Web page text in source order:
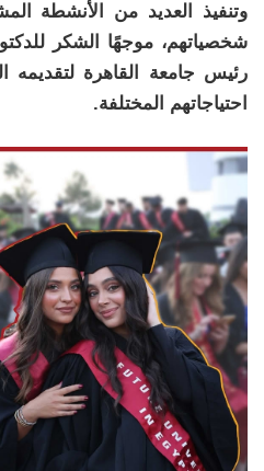
وتنفيذ العديد من الأنشطة
شخصياتهم، موجهًا الشكر
رئيس جامعة القاهرة لتقديمه
احتياجاتهم المختلفة.